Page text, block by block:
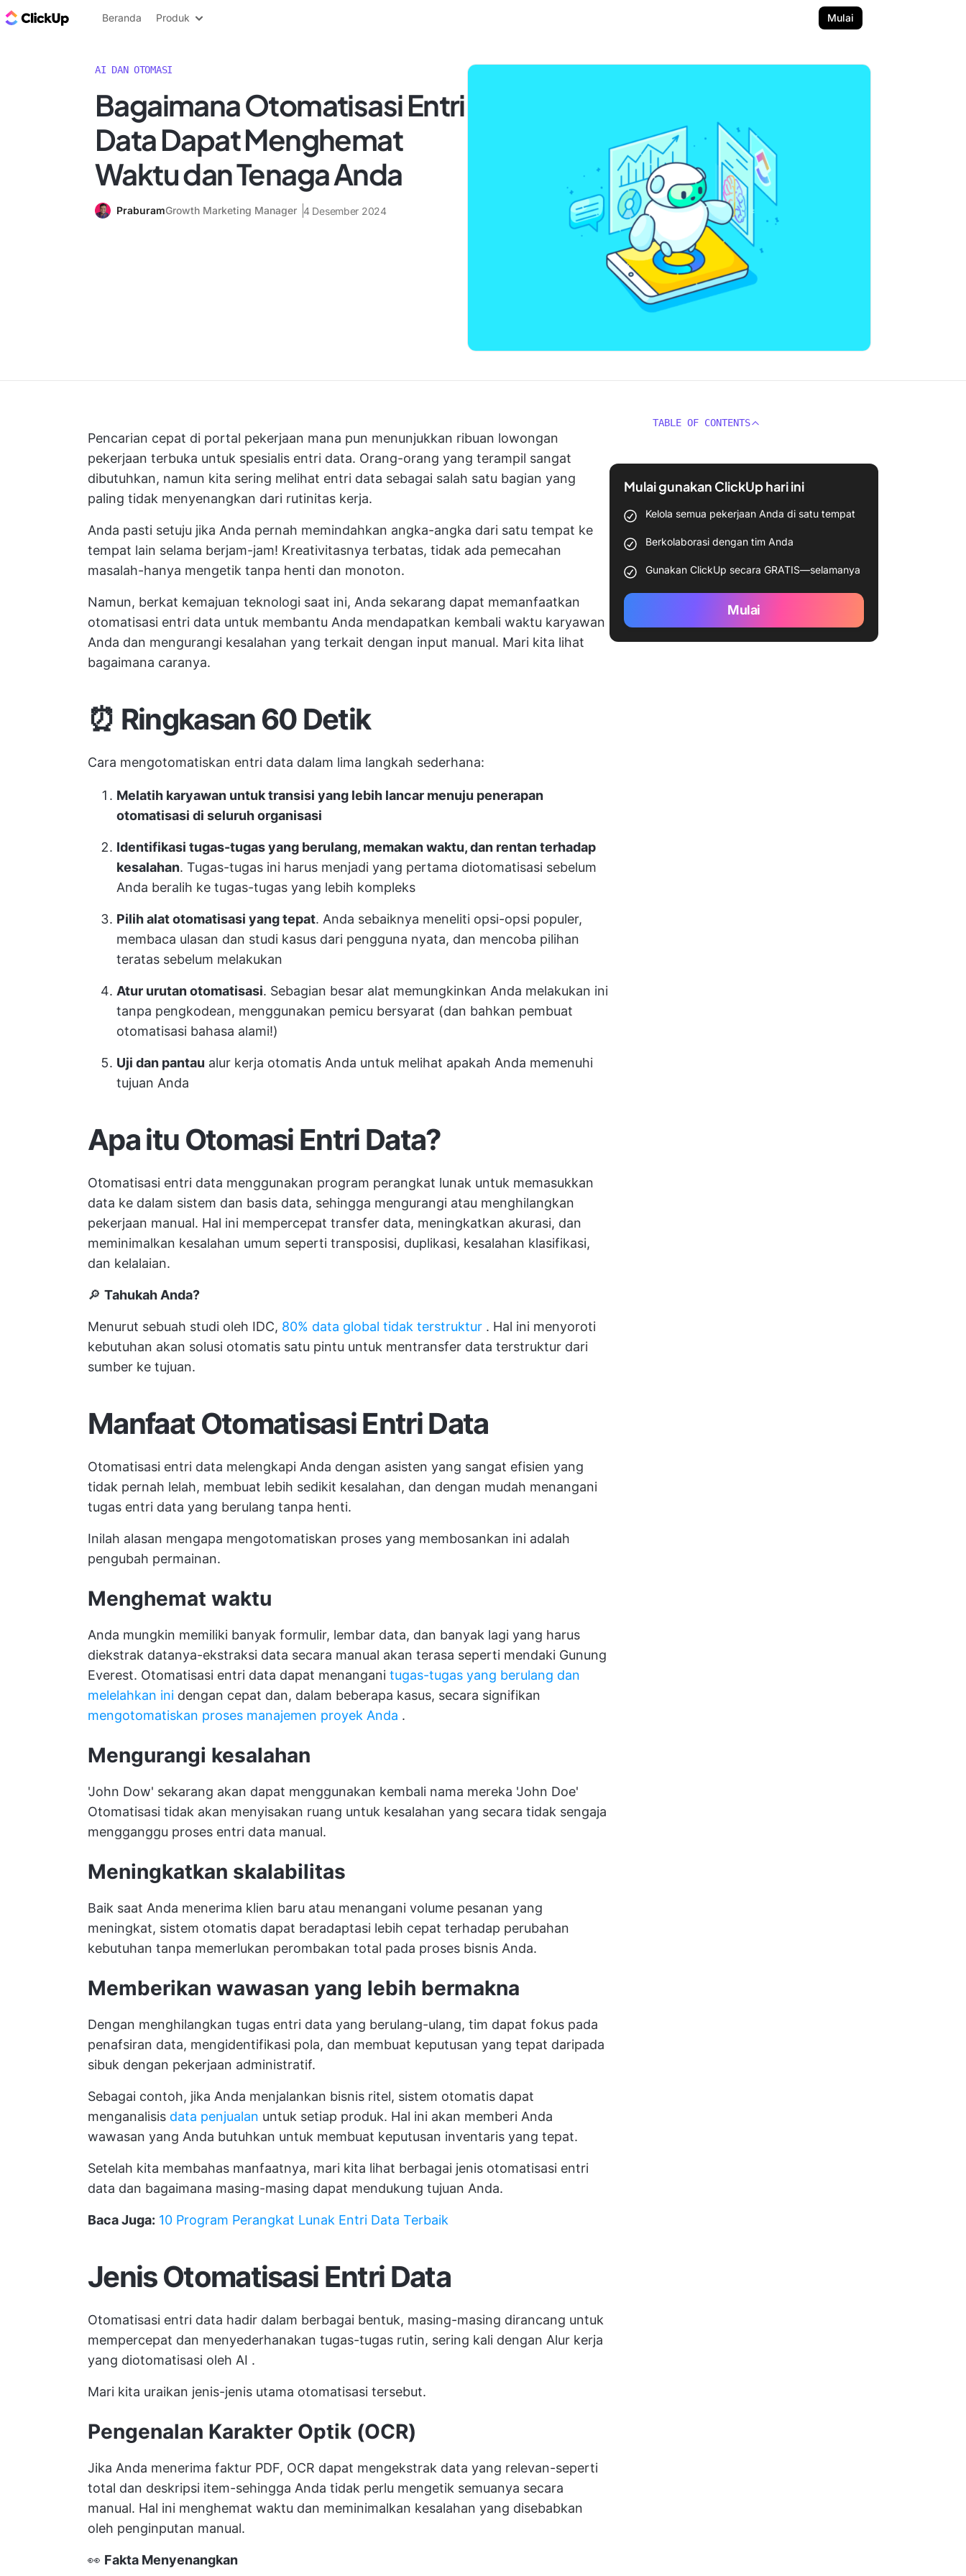
Blog ClickUp
Beranda Produk Mulai
AI DAN OTOMASI
Bagaimana Otomatisasi Entri
Data Dapat Menghemat
Waktu dan Tenaga Anda
PraburamGrowth Marketing Manager 4 Desember 2024
Pencarian cepat di portal pekerjaan mana pun menunjukkan ribuan lowongan
pekerjaan terbuka untuk spesialis entri data. Orang-orang yang terampil sangat
dibutuhkan, namun kita sering melihat entri data sebagai salah satu bagian yang
paling tidak menyenangkan dari rutinitas kerja.
Anda pasti setuju jika Anda pernah memindahkan angka-angka dari satu tempat ke
tempat lain selama berjam-jam! Kreativitasnya terbatas, tidak ada pemecahan
masalah-hanya mengetik tanpa henti dan monoton.
Namun, berkat kemajuan teknologi saat ini, Anda sekarang dapat memanfaatkan
otomatisasi entri data untuk membantu Anda mendapatkan kembali waktu karyawan
Anda dan mengurangi kesalahan yang terkait dengan input manual. Mari kita lihat
bagaimana caranya.
⏰ Ringkasan 60 Detik
Cara mengotomatiskan entri data dalam lima langkah sederhana:
Melatih karyawan untuk transisi yang lebih lancar menuju penerapan
otomatisasi di seluruh organisasi
Identifikasi tugas-tugas yang berulang, memakan waktu, dan rentan terhadap
kesalahan. Tugas-tugas ini harus menjadi yang pertama diotomatisasi sebelum
Anda beralih ke tugas-tugas yang lebih kompleks
Pilih alat otomatisasi yang tepat. Anda sebaiknya meneliti opsi-opsi populer,
membaca ulasan dan studi kasus dari pengguna nyata, dan mencoba pilihan
teratas sebelum melakukan
Atur urutan otomatisasi. Sebagian besar alat memungkinkan Anda melakukan ini
tanpa pengkodean, menggunakan pemicu bersyarat (dan bahkan pembuat
otomatisasi bahasa alami!)
Uji dan pantau alur kerja otomatis Anda untuk melihat apakah Anda memenuhi
tujuan Anda
Apa itu Otomasi Entri Data?
Otomatisasi entri data menggunakan program perangkat lunak untuk memasukkan
data ke dalam sistem dan basis data, sehingga mengurangi atau menghilangkan
pekerjaan manual. Hal ini mempercepat transfer data, meningkatkan akurasi, dan
meminimalkan kesalahan umum seperti transposisi, duplikasi, kesalahan klasifikasi,
dan kelalaian.
🔎 Tahukah Anda?
Menurut sebuah studi oleh IDC, 80% data global tidak terstruktur . Hal ini menyoroti
kebutuhan akan solusi otomatis satu pintu untuk mentransfer data terstruktur dari
sumber ke tujuan.
Manfaat Otomatisasi Entri Data
Otomatisasi entri data melengkapi Anda dengan asisten yang sangat efisien yang
tidak pernah lelah, membuat lebih sedikit kesalahan, dan dengan mudah menangani
tugas entri data yang berulang tanpa henti.
Inilah alasan mengapa mengotomatiskan proses yang membosankan ini adalah
pengubah permainan.
Menghemat waktu
Anda mungkin memiliki banyak formulir, lembar data, dan banyak lagi yang harus
diekstrak datanya-ekstraksi data secara manual akan terasa seperti mendaki Gunung
Everest. Otomatisasi entri data dapat menangani tugas-tugas yang berulang dan
melelahkan ini dengan cepat dan, dalam beberapa kasus, secara signifikan
mengotomatiskan proses manajemen proyek Anda .
Mengurangi kesalahan
'John Dow' sekarang akan dapat menggunakan kembali nama mereka 'John Doe'
Otomatisasi tidak akan menyisakan ruang untuk kesalahan yang secara tidak sengaja
mengganggu proses entri data manual.
Meningkatkan skalabilitas
Baik saat Anda menerima klien baru atau menangani volume pesanan yang
meningkat, sistem otomatis dapat beradaptasi lebih cepat terhadap perubahan
kebutuhan tanpa memerlukan perombakan total pada proses bisnis Anda.
Memberikan wawasan yang lebih bermakna
Dengan menghilangkan tugas entri data yang berulang-ulang, tim dapat fokus pada
penafsiran data, mengidentifikasi pola, dan membuat keputusan yang tepat daripada
sibuk dengan pekerjaan administratif.
Sebagai contoh, jika Anda menjalankan bisnis ritel, sistem otomatis dapat
menganalisis data penjualan untuk setiap produk. Hal ini akan memberi Anda
wawasan yang Anda butuhkan untuk membuat keputusan inventaris yang tepat.
Setelah kita membahas manfaatnya, mari kita lihat berbagai jenis otomatisasi entri
data dan bagaimana masing-masing dapat mendukung tujuan Anda.
Baca Juga: 10 Program Perangkat Lunak Entri Data Terbaik
Jenis Otomatisasi Entri Data
Otomatisasi entri data hadir dalam berbagai bentuk, masing-masing dirancang untuk
mempercepat dan menyederhanakan tugas-tugas rutin, sering kali dengan Alur kerja
yang diotomatisasi oleh AI .
Mari kita uraikan jenis-jenis utama otomatisasi tersebut.
Pengenalan Karakter Optik (OCR)
Jika Anda menerima faktur PDF, OCR dapat mengekstrak data yang relevan-seperti
total dan deskripsi item-sehingga Anda tidak perlu mengetik semuanya secara
manual. Hal ini menghemat waktu dan meminimalkan kesalahan yang disebabkan
oleh penginputan manual.
👀 Fakta Menyenangkan
TABLE OF CONTENTS
Mulai gunakan ClickUp hari ini
Kelola semua pekerjaan Anda di satu tempat
Berkolaborasi dengan tim Anda
Gunakan ClickUp secara GRATIS—selamanya
Mulai